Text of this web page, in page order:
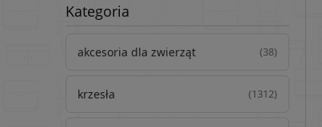
Kategoria
akcesoria dla zwierząt (38)
krzesła (1312)